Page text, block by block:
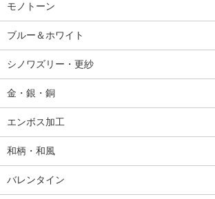
モノトーン
ブルー＆ホワイト
シノワズリー・更紗
金・銀・銅
エンボス加工
和柄・和風
バレンタイン